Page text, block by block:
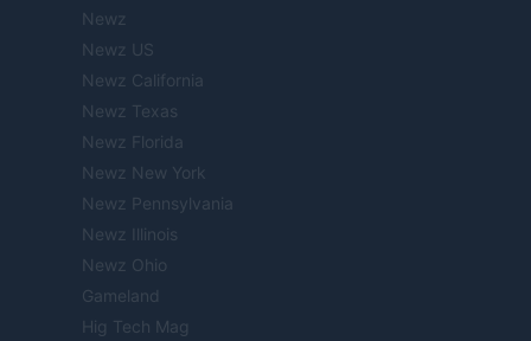
Newz
Newz US
Newz California
Newz Texas
Newz Florida
Newz New York
Newz Pennsylvania
Newz Illinois
Newz Ohio
Gameland
Hig Tech Mag